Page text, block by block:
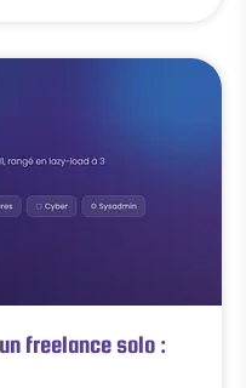
freelance solo :